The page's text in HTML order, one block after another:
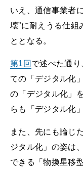
いえ、通信事業者
壊”に耐えうる仕組
ととなる。
第1回 で述べた通
ての「デジタル化
の「デジタル化」
らも「デジタル化
また、先にも論じ
ジタル化」の姿は
できる「物換星移